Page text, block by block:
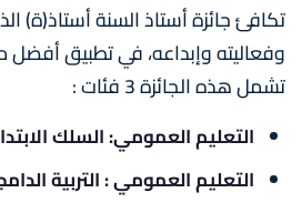
تكافئ جائزة أستاذ السنة أستاذ(ة)
وفعاليته وإبداعه، في تطبيق أفضل
تشمل هذه الجائزة 3 فئات :
التعليم العمومي: السلك
التعليم العمومي : التربية